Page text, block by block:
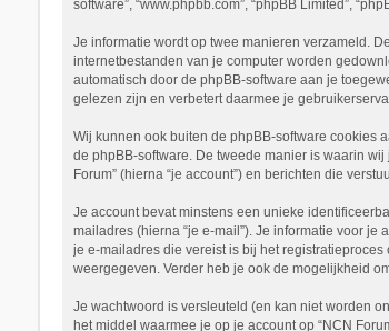
software”, “www.phpbb.com”, “phpBB Limited”,
Je informatie wordt op twee manieren verzameld.
internetbestanden van je computer worden
automatisch door de phpBB-software aan je
gelezen zijn en verbetert daarmee je
Wij kunnen ook buiten de phpBB-software cookies
de phpBB-software. De tweede manier is waarin
Forum” (hierna “je account”) en berichten die
Je account bevat minstens een unieke
mailadres (hierna “je e-mail”). Je informatie voor
je e-mailadres die vereist is bij het
weergegeven. Verder heb je ook de mogelijkheid
Je wachtwoord is versleuteld (en kan niet worden
het middel waarmee je op je account op “NCN